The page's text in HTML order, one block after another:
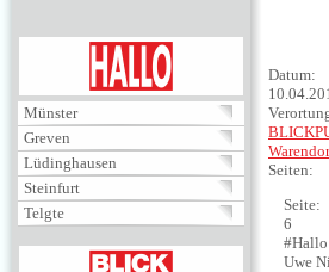
Münster
Greven
Lüdinghausen
Steinfurt
Telgte
BLICKPUNKT
Datum:
Seiten:
Seite:
6
Uwe